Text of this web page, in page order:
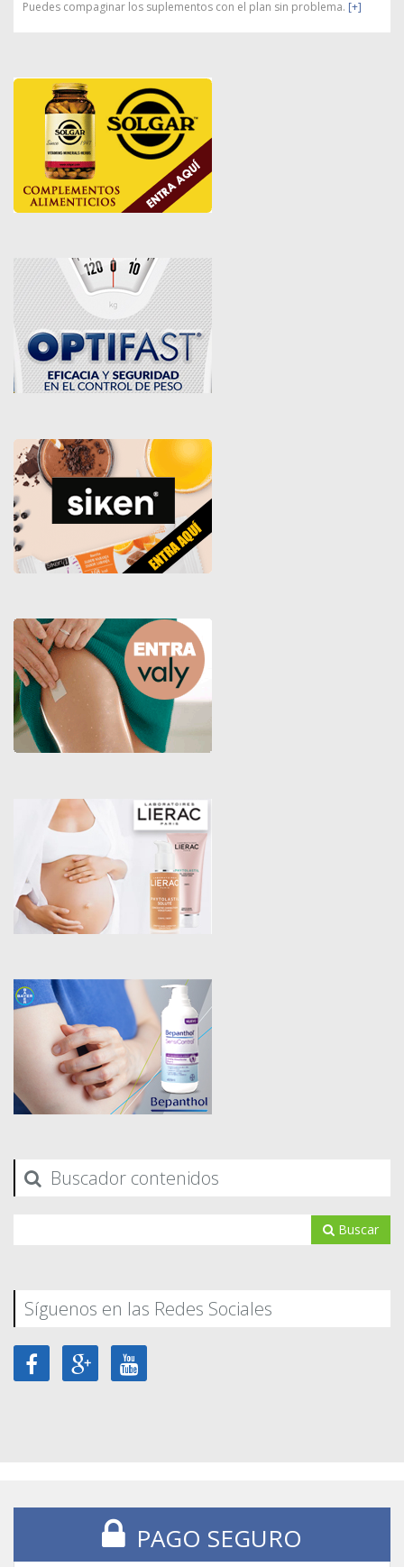
Puedes compaginar los suplementos con el plan sin problema. [+]
Buscador contenidos
Buscar
Síguenos en las Redes Sociales
PAGO SEGURO